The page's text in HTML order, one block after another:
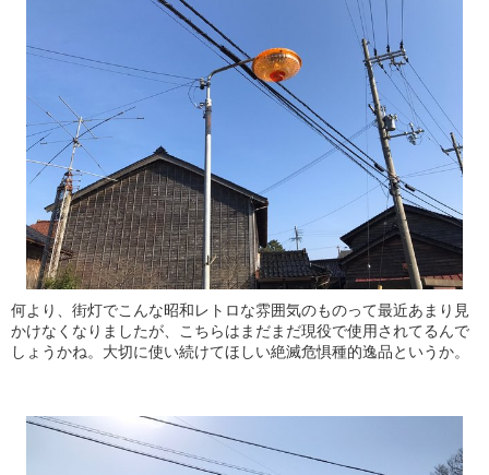
何より、街灯でこんな昭和レトロな雰囲気のものって最近あまり見
かけなくなりましたが、こちらはまだまだ現役で使用されてるんで
しょうかね。大切に使い続けてほしい絶滅危惧種的逸品というか。